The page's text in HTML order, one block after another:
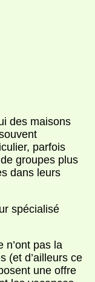
des maisons
parfois
groupes plus
dans leurs
spécialisé
n’ont pas la
(et d’ailleurs ce
une offre